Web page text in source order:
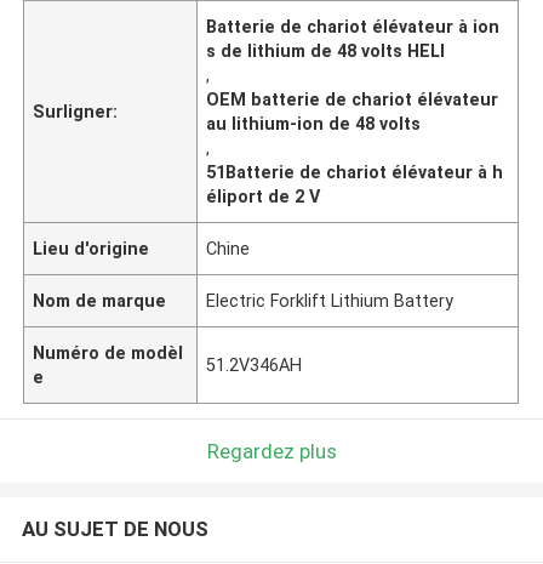
Surligner:
Batterie de chariot élévateur à ion
s de lithium de 48 volts HELI
,
OEM batterie de chariot élévateur
au lithium-ion de 48 volts
,
51Batterie de chariot élévateur à h
éliport de 2 V
Lieu d'origine Chine
Nom de marque Electric Forklift Lithium Battery
Numéro de modèl
e
51.2V346AH
Regardez plus
AU SUJET DE NOUS